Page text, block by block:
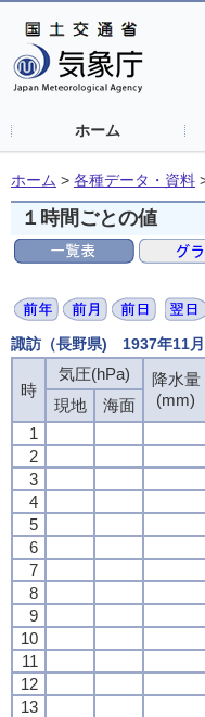
ホーム
ホーム > 各種データ・資料
１時間ごとの値
諏訪（長野県) 1937年11
時
気圧(hPa)
降水量
(mm)
現地
海面
1
2
3
4
5
6
7
8
9
10
11
12
13